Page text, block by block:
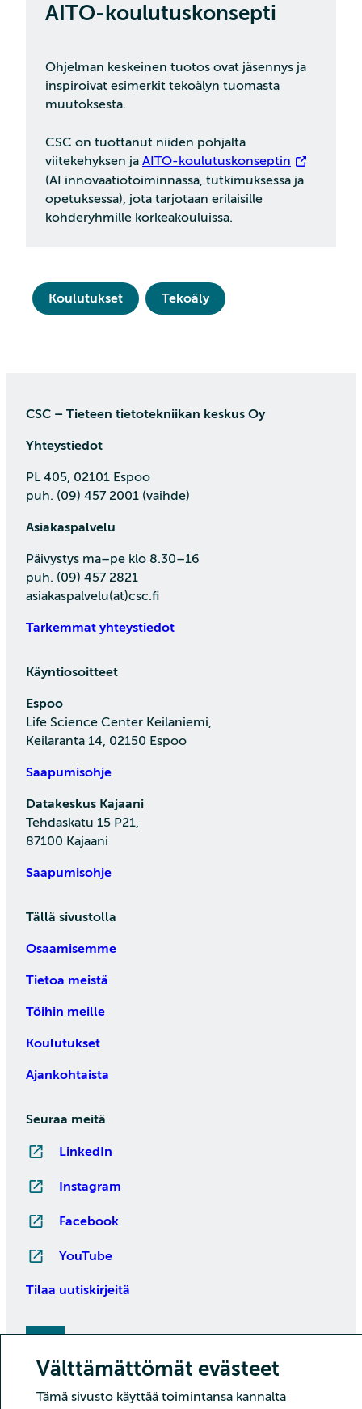
Välttämättömät evästeet
Tämä sivusto käyttää toimintansa kannalta
AITO-koulutuskonsepti
Ohjelman keskeinen tuotos ovat jäsennys ja
inspiroivat esimerkit tekoälyn tuomasta
muutoksesta.
CSC on tuottanut niiden pohjalta
viitekehyksen ja AITO-koulutuskonseptin
(AI innovaatiotoiminnassa, tutkimuksessa ja
opetuksessa), jota tarjotaan erilaisille
kohderyhmille korkeakouluissa.
Koulutukset Tekoäly
CSC – Tieteen tietotekniikan keskus Oy
Yhteystiedot
PL 405, 02101 Espoo
puh. (09) 457 2001 (vaihde)
Asiakaspalvelu
Päivystys ma–pe klo 8.30–16
puh. (09) 457 2821
asiakaspalvelu(at)csc.fi
Tarkemmat yhteystiedot
Käyntiosoitteet
Espoo
Life Science Center Keilaniemi,
Keilaranta 14, 02150 Espoo
Saapumisohje
Datakeskus Kajaani
Tehdaskatu 15 P21,
87100 Kajaani
Saapumisohje
Tällä sivustolla
Osaamisemme
Tietoa meistä
Töihin meille
Koulutukset
Ajankohtaista
Seuraa meitä
LinkedIn
Instagram
Facebook
YouTube
Tilaa uutiskirjeitä